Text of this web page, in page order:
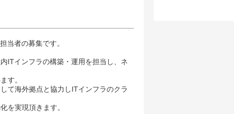
当者の募集です。
ITインフラの構築・運用を担当し、ネ
す。
て海外拠点と協力しITインフラのクラ
を実現頂きます。